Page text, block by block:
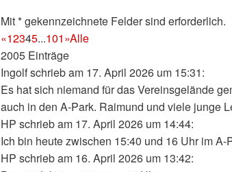
Mit * gekennzeichnete Felder sind erforderlich.
«12345...101»Alle
2005 Einträge
Ingolfschrieb am 17. April 2026 um 15:31:
Es hat sich niemand für das Vereinsgelände
auch in den A-Park. Raimund und viele junge
HP schrieb am 17. April 2026 um 14:44:
Ich bin heute zwischen 15:40 und 16 Uhr im A-
HP schrieb am 16. April 2026 um 13:42: